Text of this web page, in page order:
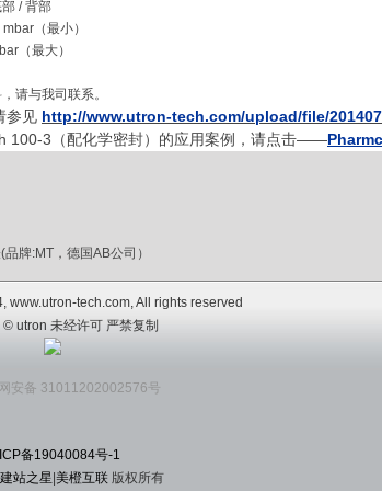
/ 背部
（最小）
最大）
请与我司联系。
参见 http://www.utron-tech.com/upload/file/
100-3（配化学密封）的应用案例，请点击——
牌:MT，德国AB公司）
www.utron-tech.com, All rights reserved
utron 未经许可 严禁复制
安备 31011202002576号
备19040084号-1
建站之星 美橙互联 版权所有